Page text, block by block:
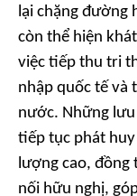
lại chặng đường
còn thể hiện
việc tiếp thu tri
nhập quốc tế và
nước. Những
tiếp tục phát
lượng cao, đồng
nối hữu nghị,